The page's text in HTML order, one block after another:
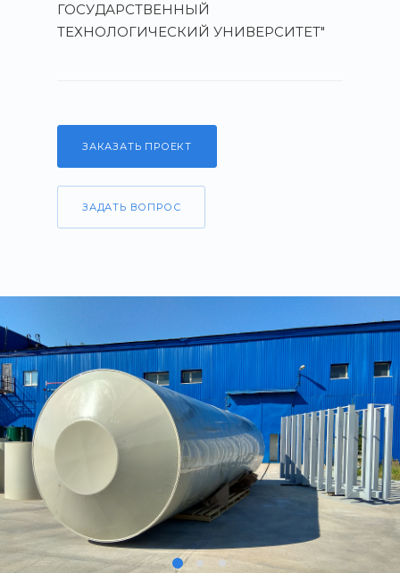
ГОСУДАРСТВЕННЫЙ
ТЕХНОЛОГИЧЕСКИЙ УНИВЕРСИТЕТ"
ЗАКАЗАТЬ ПРОЕКТ
ЗАДАТЬ ВОПРОС